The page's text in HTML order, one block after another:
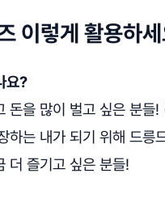
이렇게 활용하
요?
돈을 많이 벌고 싶은 분들!
하는 내가 되기 위해 드릉
더 즐기고 싶은 분들!